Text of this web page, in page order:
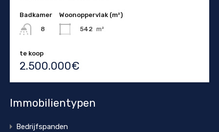
Badkamer
8
Woonoppervlak (m²)
542 m²
te koop
2.500.000€
Immobilientypen
Bedrijfspanden